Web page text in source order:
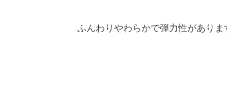
ふんわりやわらかで弾力性がありま